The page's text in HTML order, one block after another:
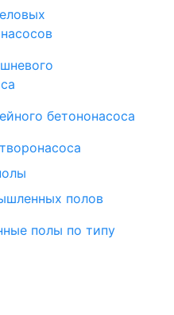
бетононасоса
полов
полы по типу